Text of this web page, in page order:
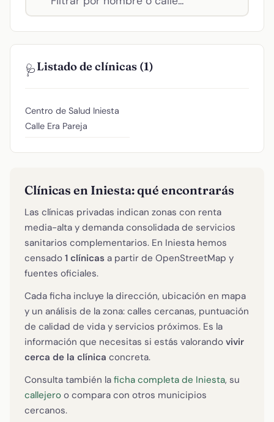
🩺Listado de clínicas (1)
Centro de Salud Iniesta
Calle Era Pareja
Clínicas en Iniesta: qué encontrarás
Las clínicas privadas indican zonas con renta
media-alta y demanda consolidada de servicios
sanitarios complementarios. En Iniesta hemos
censado 1 clínicas a partir de OpenStreetMap y
fuentes oficiales.
Cada ficha incluye la dirección, ubicación en mapa
y un análisis de la zona: calles cercanas, puntuación
de calidad de vida y servicios próximos. Es la
información que necesitas si estás valorando vivir
cerca de la clínica concreta.
Consulta también la ficha completa de Iniesta, su
callejero o compara con otros municipios
cercanos.